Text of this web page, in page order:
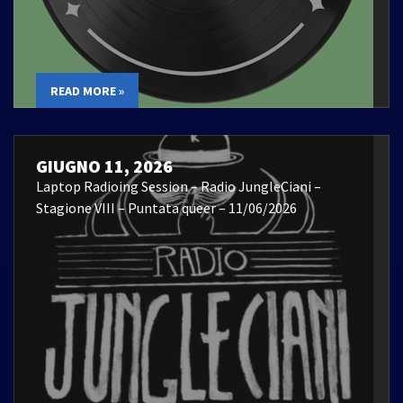
READ MORE »
GIUGNO 11, 2026
Laptop Radioing Session – Radio JungleCiani –
Stagione VIII – Puntata queer – 11/06/2026